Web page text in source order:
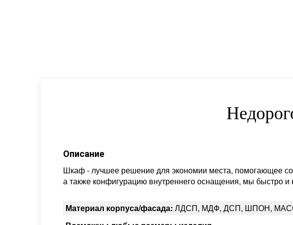
Описание
Шкаф - лучшее решение для экономии места, помогающее
а также конфигурацию внутреннего оснащения, мы быстро
Материал корпуса/фасада: ЛДСП, МДФ, ДСП, ШПОН,